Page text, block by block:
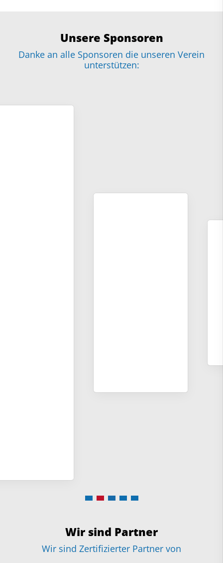
Unsere Sponsoren
Danke an alle Sponsoren die unseren Verein
unterstützen:
Wir sind Partner
Wir sind Zertifizierter Partner von